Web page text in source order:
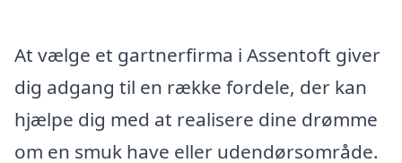
At vælge et gartnerfirma i Assentoft giver
dig adgang til en række fordele, der kan
hjælpe dig med at realisere dine drømme
om en smuk have eller udendørsområde.